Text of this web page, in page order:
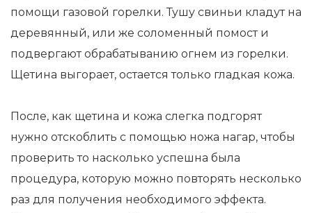
помощи газовой горелки. Тушу свиньи кладут на
деревянный, или же соломенный помост и
подвергают обрабатыванию огнем из горелки.
Щетина выгорает, остается только гладкая кожа.
После, как щетина и кожа слегка подгорят
нужно отскоблить с помощью ножа нагар, чтобы
проверить то насколько успешна была
процедура, которую можно повторять несколько
раз для получения необходимого эффекта.